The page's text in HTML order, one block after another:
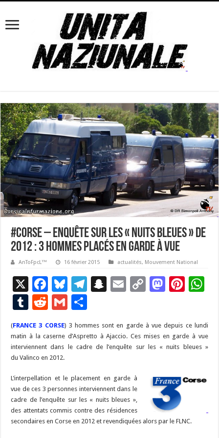
#Corse – Enquête sur les « nuits bleues » de
2012 : 3 hommes placés en garde à vue
AnToFpcL™ 16 février 2015 actualités, Mouvement National
X
F
ac
e
b
o
o
k
Bl
u
es
ky
T
gr
a
S
p
c
at
E
l
C
y
Li
k
M
d
o
Pi
es
t
p
T
m
bl
r
R
d
di
t
G
m
ai
l
ta
g
(FRANCE 3 CORSE) 3 hommes sont en garde à vue depuis ce lundi
matin à la caserne d’Aspretto à Ajaccio. Ces mises en garde à vue
interviennent dans le cadre de l’enquête sur les « nuits bleues »
du Valinco en 2012.
L’interpellation et le placement en garde à
vue de ces 3 personnes interviennent dans le
cadre de l’enquête sur les « nuits bleues »,
des attentats commis contre des résidences
secondaires en Corse en 2012 et revendiquées alors par le FLNC.